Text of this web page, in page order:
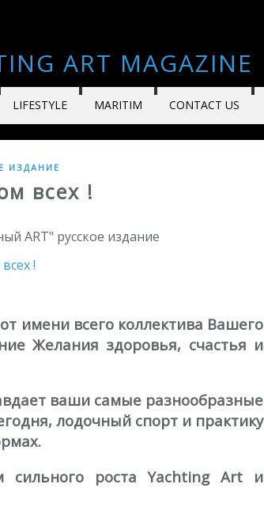
ART MAGAZINE
LIFESTYLE MARITIM CONTACT US
ИЗДАНИЕ
всех !
ART" русское издание
имени всего коллектива Вашего
Желания здоровья, счастья и
ваши самые разнообразные
лодочный спорт и практику
сильного роста Yachting Art и